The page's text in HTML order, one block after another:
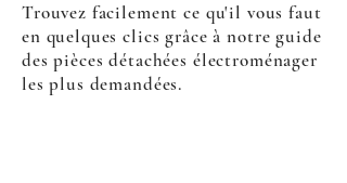
Trouvez facilement ce qu'il vous faut
en quelques clics grâce à notre guide
des pièces détachées électroménager
les plus demandées.